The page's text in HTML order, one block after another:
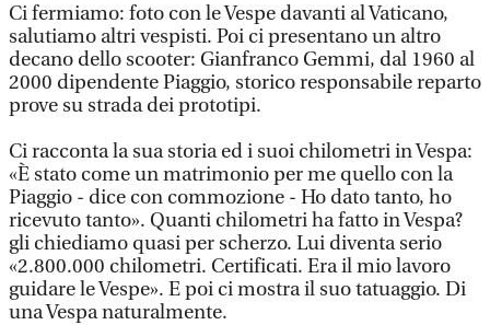
Ci fermiamo: foto con le Vespe davanti al Vaticano,
salutiamo altri vespisti. Poi ci presentano un altro
decano dello scooter: Gianfranco Gemmi, dal 1960 al
2000 dipendente Piaggio, storico responsabile reparto
prove su strada dei prototipi.
Ci racconta la sua storia ed i suoi chilometri in Vespa:
«È stato come un matrimonio per me quello con la
Piaggio - dice con commozione - Ho dato tanto, ho
ricevuto tanto». Quanti chilometri ha fatto in Vespa?
gli chiediamo quasi per scherzo. Lui diventa serio
«2.800.000 chilometri. Certificati. Era il mio lavoro
guidare le Vespe». E poi ci mostra il suo tatuaggio. Di
una Vespa naturalmente.